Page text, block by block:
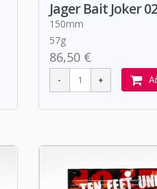
Jager Bait Joker 02
150mm
57g
86,50 €